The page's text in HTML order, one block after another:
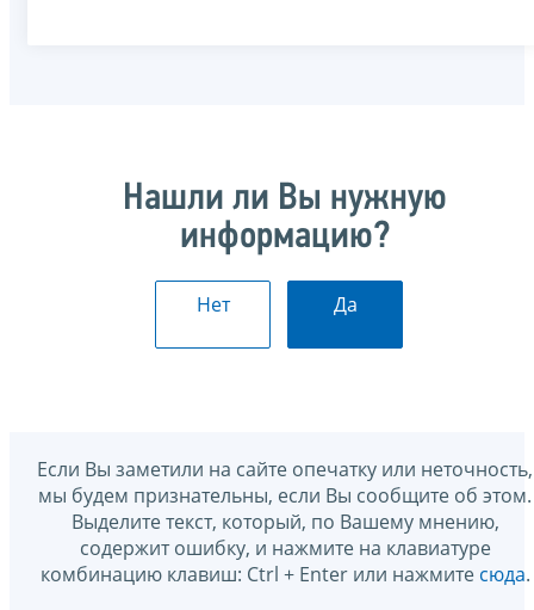
Нашли ли Вы нужную
информацию?
Нет Да
Если Вы заметили на сайте опечатку или неточность,
мы будем признательны, если Вы сообщите об этом.
Выделите текст, который, по Вашему мнению,
содержит ошибку, и нажмите на клавиатуре
комбинацию клавиш: Ctrl + Enter или нажмите сюда.